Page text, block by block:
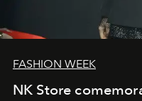
FASHION WEEK
NK Store